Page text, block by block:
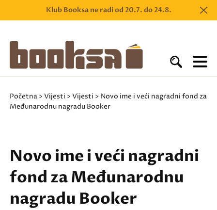
Klub Booksa ne radi od 20.7. do 24.8.
Početna > Vijesti > Vijesti > Novo ime i veći nagradni fond za
Međunarodnu nagradu Booker
Novo ime i veći nagradni
fond za Međunarodnu
nagradu Booker